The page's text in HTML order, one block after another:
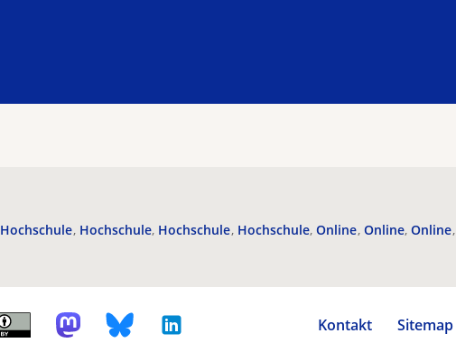
Hochschule Hochschule Hochschule Hochschule Online Online Online
Kontakt Sitemap